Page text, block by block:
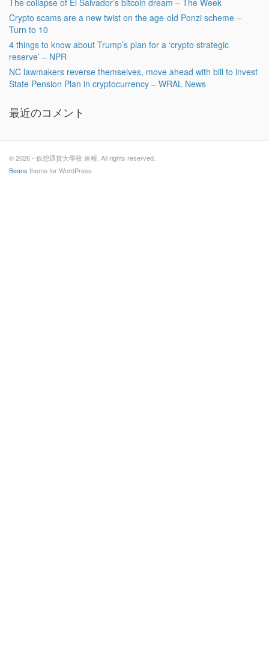
The collapse of El Salvador’s bitcoin dream – The Week
Crypto scams are a new twist on the age-old Ponzi scheme –
Turn to 10
4 things to know about Trump’s plan for a ‘crypto strategic
reserve’ – NPR
NC lawmakers reverse themselves, move ahead with bill to invest
State Pension Plan in cryptocurrency – WRAL News
最近のコメント
© 2026 - 仮想通貨大學校 速報. All rights reserved.
Beans theme for WordPress.